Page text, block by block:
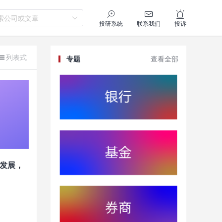
公司或文章
投研系统 联系我们 投诉
列表式
展，
专题 查看全部